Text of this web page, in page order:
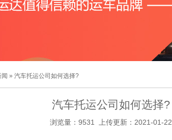
» 汽车托运公司如何选择?
汽车托运公司如何选择?
浏览量：9531 上传更新：2021-01-22